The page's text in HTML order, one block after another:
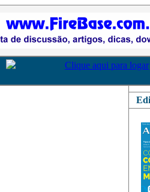
Clique aqui para logar